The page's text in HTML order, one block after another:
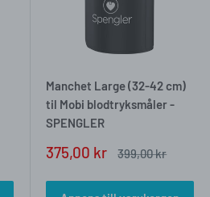
Manchet Large (32-42 cm)
til Mobi blodtryksmåler -
SPENGLER
Försäljningspris
375,00 kr
Vanligt
399,00 kr